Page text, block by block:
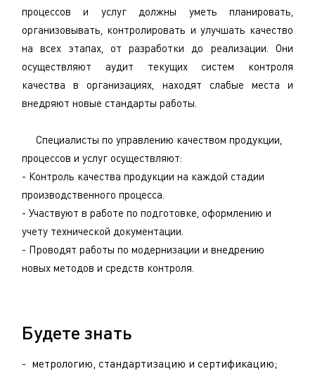
процессов и услуг должны уметь планировать,
организовывать, контролировать и улучшать качество
на всех этапах, от разработки до реализации. Они
осуществляют аудит текущих систем контроля
качества в организациях, находят слабые места и
внедряют новые стандарты работы.
Специалисты по управлению качеством продукции,
процессов и услуг осуществляют:
- Контроль качества продукции на каждой стадии
производственного процесса.
- Участвуют в работе по подготовке, оформлению и
учету технической документации.
- Проводят работы по модернизации и внедрению
новых методов и средств контроля.
Будете знать
- метрологию, стандартизацию и сертификацию;